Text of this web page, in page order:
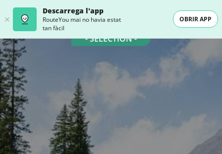
Descarrega l'app
RouteYou mai no havia estat
tan fàcil
OBRIR APP
- SELECTION -